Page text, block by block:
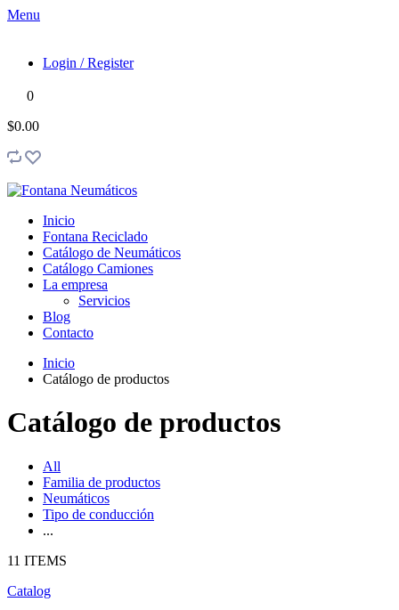
Menu
Login / Register
0
$0.00
Inicio
Fontana Reciclado
Catálogo de Neumáticos
Catálogo Camiones
La empresa
Servicios
Blog
Contacto
Inicio
Catálogo de productos
Catálogo de productos
All
Familia de productos
Neumáticos
Tipo de conducción
...
11 ITEMS
Catalog